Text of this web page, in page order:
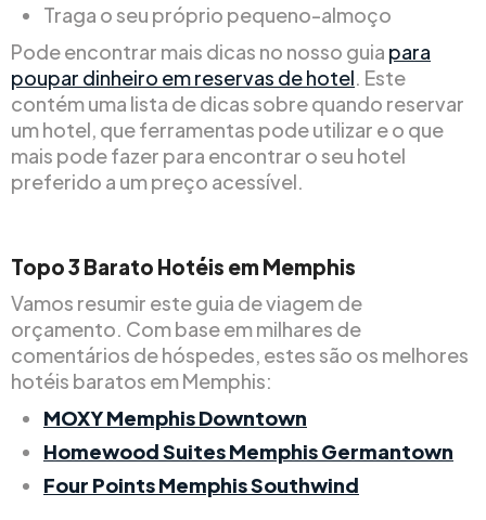
Traga o seu próprio pequeno-almoço
Pode encontrar mais dicas no nosso guia para
poupar dinheiro em reservas de hotel . Este
contém uma lista de dicas sobre quando reservar
um hotel, que ferramentas pode utilizar e o que
mais pode fazer para encontrar o seu hotel
preferido a um preço acessível.
Topo3 Barato Hotéis em Memphis
Vamos resumir este guia de viagem de
orçamento. Com base em milhares de
comentários de hóspedes, estes são os melhores
hotéis baratos em Memphis:
MOXY Memphis Downtown
Homewood Suites Memphis Germantown
Four Points Memphis Southwind